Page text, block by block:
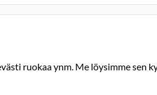
ruokaa ynm. Me löysimme sen